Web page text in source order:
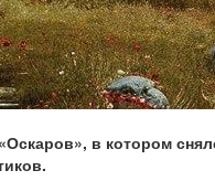
в котором